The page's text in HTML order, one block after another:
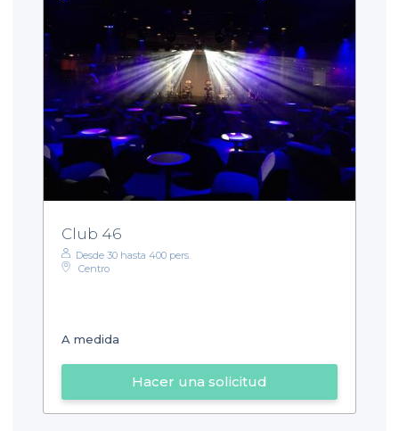
Club 46
Desde 30 hasta 400 pers.
Centro
A medida
Hacer una solicitud